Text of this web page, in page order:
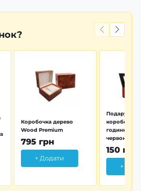
Коробочка дерево
Wood Premium
795 грн
+ Додати
коробочка
годинника
червона
150 грн
+